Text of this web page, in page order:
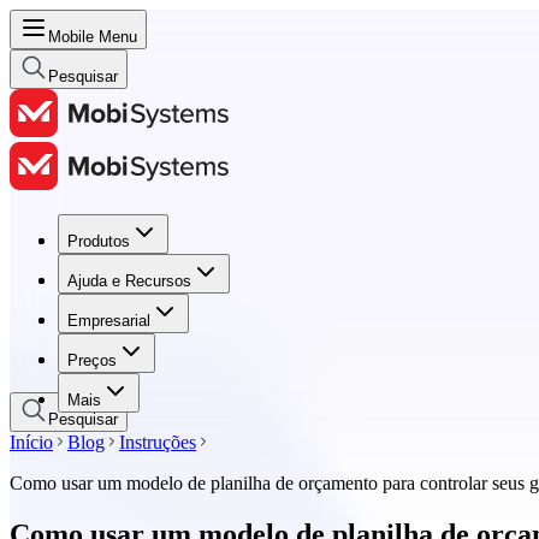
Mobile Menu
Pesquisar
Produtos
Ajuda e Recursos
Empresarial
Preços
Mais
Produtos
Ajuda e Recursos
Empresarial
Preços
Pesquisar
Início Blog
Instruções
Como usar um modelo de planilha de orçamento para controlar seus